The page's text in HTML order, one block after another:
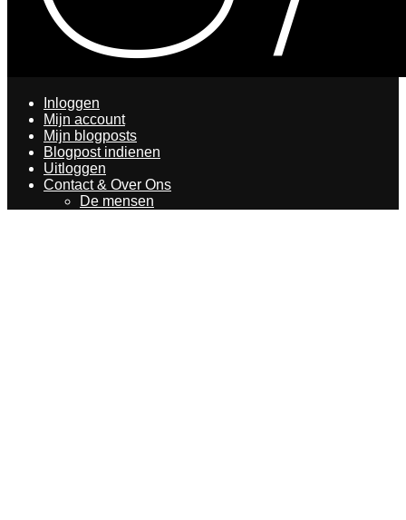
Inloggen
Mijn account
Mijn blogposts
Blogpost indienen
Uitloggen
Contact & Over Ons
De mensen